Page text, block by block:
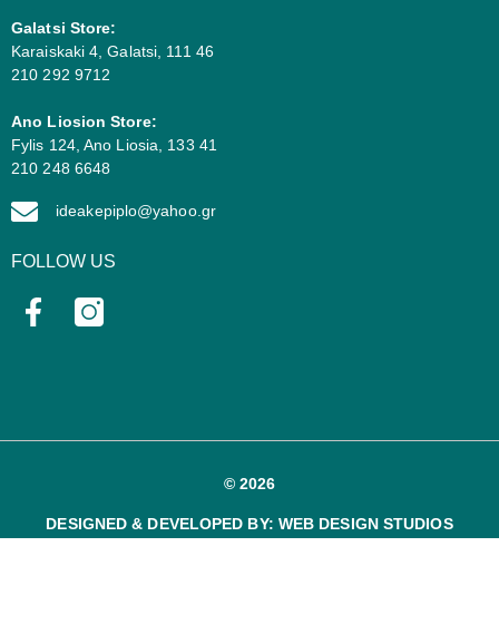
Galatsi Store:
Karaiskaki 4, Galatsi, 111 46
210 292 9712
Ano Liosion Store:
Fylis 124, Ano Liosia, 133 41
210 248 6648
ideakepiplo@yahoo.gr
FOLLOW US
© 2026
DESIGNED & DEVELOPED BY: WEB DESIGN STUDIOS